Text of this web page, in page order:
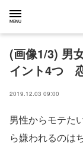
(画像1/3) 男
イント4つ
2019.12.03 09:00
男性からモテた
ら嫌われるのは